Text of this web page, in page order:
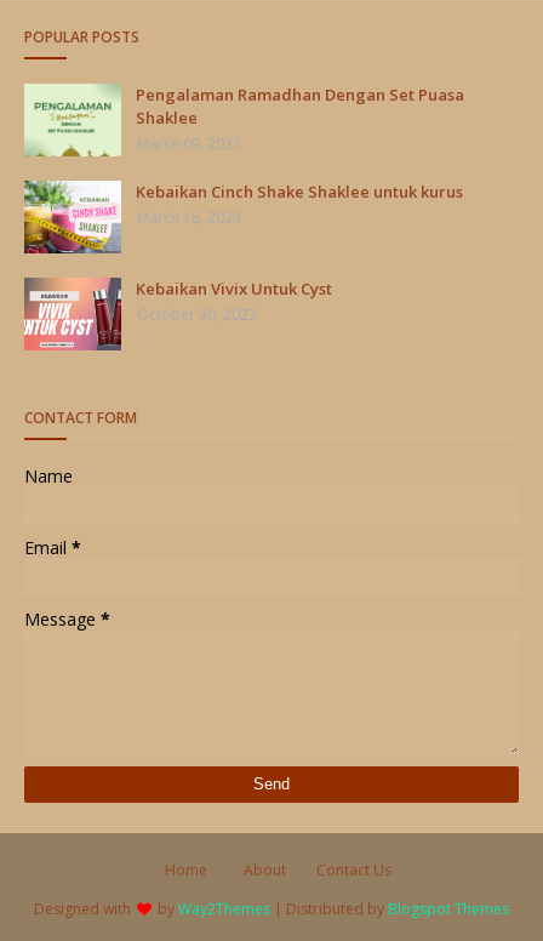
POPULAR POSTS
Pengalaman Ramadhan Dengan Set Puasa
Shaklee
March 09, 2023
Kebaikan Cinch Shake Shaklee untuk kurus
March 18, 2023
Kebaikan Vivix Untuk Cyst
October 30, 2023
CONTACT FORM
Name
Email *
Message *
Home About
Contact Us
Designed with
byWay2Themes | Distributed by Blogspot Themes